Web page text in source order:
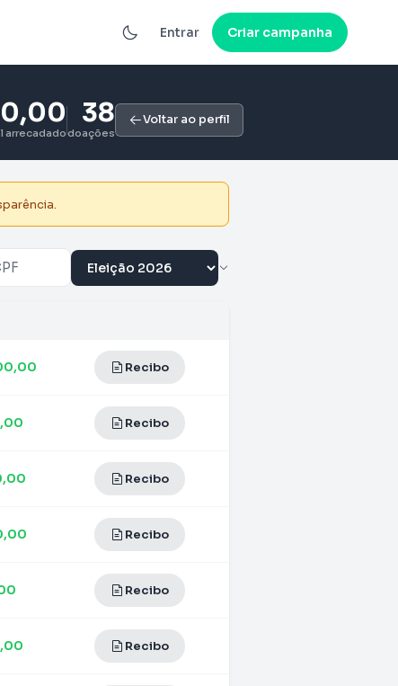
Entrar Criar campanha
arrecadado
38
doações
Voltar ao perfil
Recibo
Recibo
Recibo
Recibo
Recibo
Recibo